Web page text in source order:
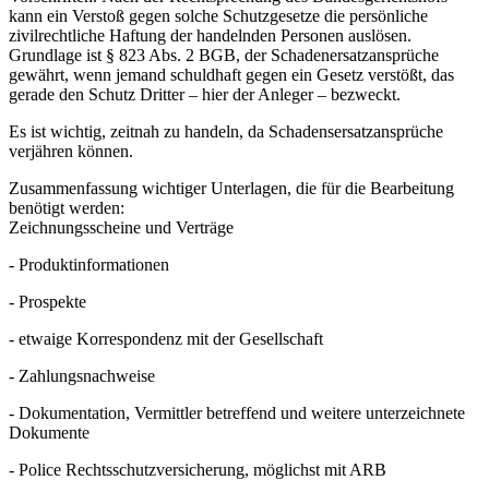
kann ein Verstoß gegen solche Schutzgesetze die persönliche
zivilrechtliche Haftung der handelnden Personen auslösen.
Grundlage ist § 823 Abs. 2 BGB, der Schadenersatzansprüche
gewährt, wenn jemand schuldhaft gegen ein Gesetz verstößt, das
gerade den Schutz Dritter – hier der Anleger – bezweckt.
Es ist wichtig, zeitnah zu handeln, da Schadensersatzansprüche
verjähren können.
Zusammenfassung wichtiger Unterlagen, die für die Bearbeitung
benötigt werden:
Zeichnungsscheine und Verträge
- Produktinformationen
- Prospekte
- etwaige Korrespondenz mit der Gesellschaft
- Zahlungsnachweise
- Dokumentation, Vermittler betreffend und weitere unterzeichnete
Dokumente
- Police Rechtsschutzversicherung, möglichst mit ARB